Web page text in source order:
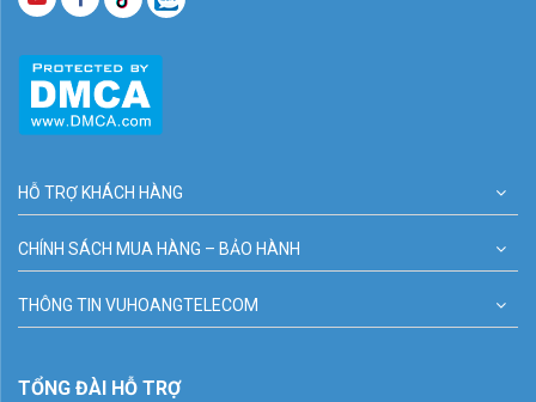
HỖ TRỢ KHÁCH HÀNG
CHÍNH SÁCH MUA HÀNG – BẢO HÀNH
THÔNG TIN VUHOANGTELECOM
TỔNG ĐÀI HỖ TRỢ